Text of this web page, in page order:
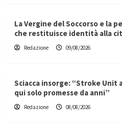
La Vergine del Soccorso e la
che restituisce identità alla
Redazione 09/08/2026
Sciacca insorge: “Stroke
qui solo promesse da anni”
Redazione 08/08/2026